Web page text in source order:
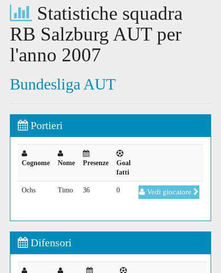
Statistiche squadra
RB Salzburg AUT per
l'anno 2007
Bundesliga AUT
Portieri
Cognome Nome Presenze
Goal
fatti
Ochs Timo 36 0 Vedi giocatore
Difensori